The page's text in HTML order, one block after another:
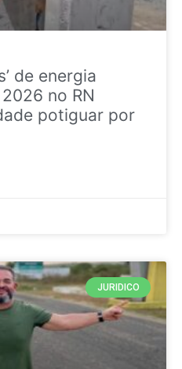
de energia
no RN
potiguar por
JURIDICO